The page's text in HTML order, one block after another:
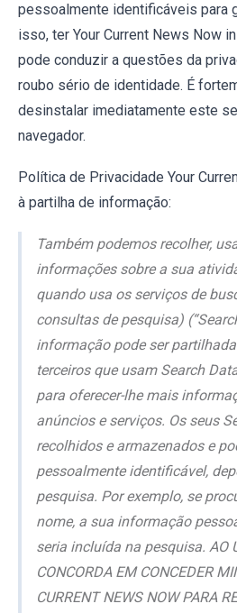
pessoalmente identificáveis para
isso, ter Your Current News Now
pode conduzir a questões da
roubo sério de identidade. É
desinstalar imediatamente este
navegador.
Política de Privacidade Your
à partilha de informação:
Também podemos recolher,
informações sobre a sua
quando usa os serviços de
consultas de pesquisa)
informação pode ser
terceiros que usam Search
para oferecer-lhe mais
anúncios e serviços. Os seus
recolhidos e armazenados e
pessoalmente identificável,
pesquisa. Por exemplo, se
nome, a sua informação
seria incluída na pesquisa. AO
CONCORDA EM CONCEDER
CURRENT NEWS NOW PARA